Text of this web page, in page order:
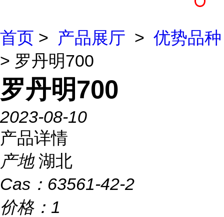
首页 > 产品展厅 > 优势品种
> 罗丹明700
罗丹明700
2023-08-10
产品详情
产地 湖北
Cas： 63561-42-2
价格： 1